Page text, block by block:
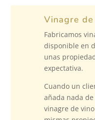
Vinagre
Fabricamos
disponible en
unas
expectativa.
Cuando un
añada nada
vinagre de